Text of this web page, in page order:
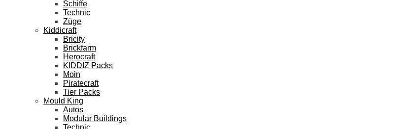
Schiffe
Technic
Züge
Kiddicraft
Bricity
Brickfarm
Herocraft
KIDDIZ Packs
Moin
Piratecraft
Tier Packs
Mould King
Autos
Modular Buildings
Technic